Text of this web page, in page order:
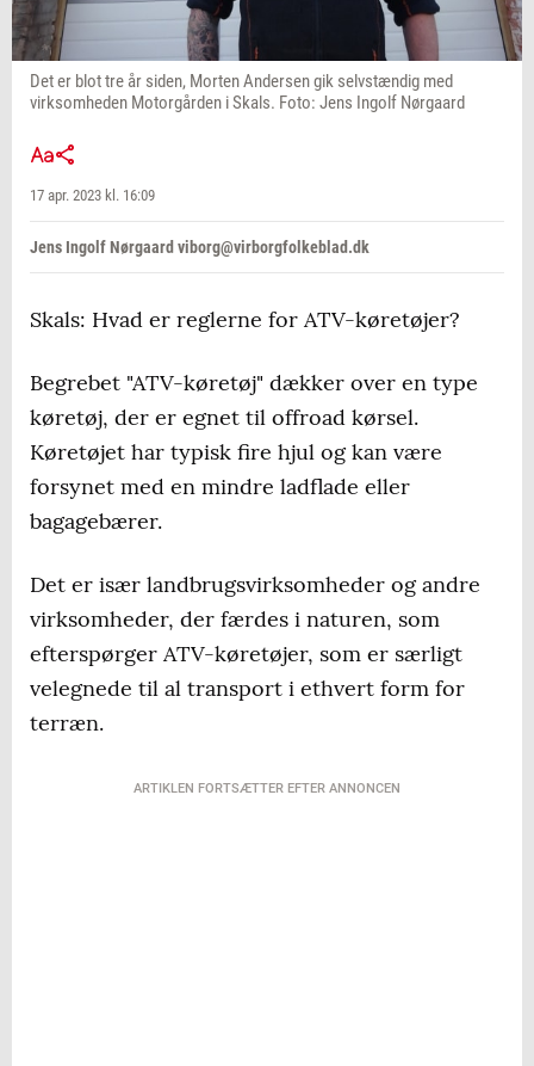
Det er blot tre år siden, Morten Andersen gik selvstændig med
virksomheden Motorgården i Skals. Foto: Jens Ingolf Nørgaard
17 apr. 2023 kl. 16:09
Jens Ingolf Nørgaard viborg@virborgfolkeblad.dk
Skals: Hvad er reglerne for ATV-køretøjer?
Begrebet "ATV-køretøj" dækker over en type
køretøj, der er egnet til offroad kørsel.
Køretøjet har typisk fire hjul og kan være
forsynet med en mindre ladflade eller
bagagebærer.
Det er især landbrugsvirksomheder og andre
virksomheder, der færdes i naturen, som
efterspørger ATV-køretøjer, som er særligt
velegnede til al transport i ethvert form for
terræn.
ARTIKLEN FORTSÆTTER EFTER ANNONCEN